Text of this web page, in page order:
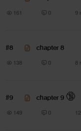
161 0 9
#8 chapter 8
138 0 8
#9 chapter 9 🔞
149 0